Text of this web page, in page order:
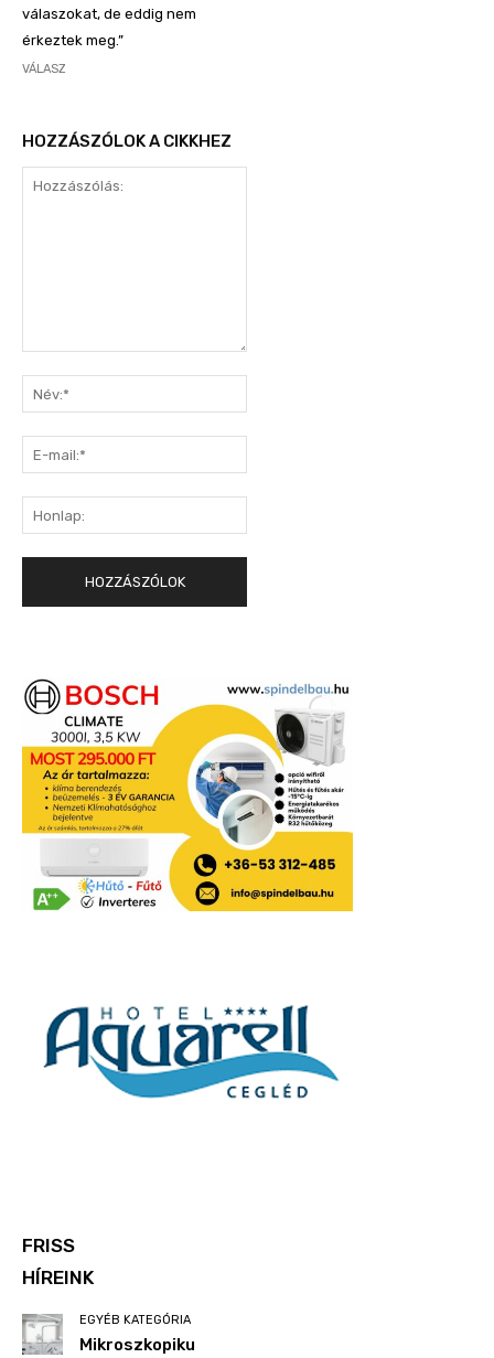
válaszokat, de eddig nem
érkeztek meg.”
VÁLASZ
HOZZÁSZÓLOK A CIKKHEZ
mail:*
FRISS
HÍREINK
EGYÉB KATEGÓRIA
Mikroszkopiku